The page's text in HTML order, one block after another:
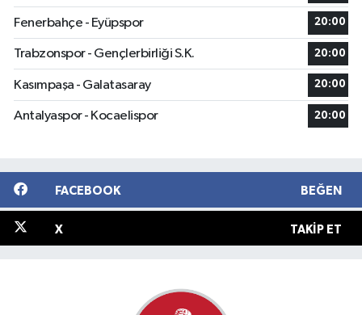
Fenerbahçe - Eyüpspor 20:00
Trabzonspor - Gençlerbirliği S.K. 20:00
Kasımpaşa - Galatasaray 20:00
Antalyaspor - Kocaelispor 20:00
FACEBOOK BEĞEN
X TAKIP ET